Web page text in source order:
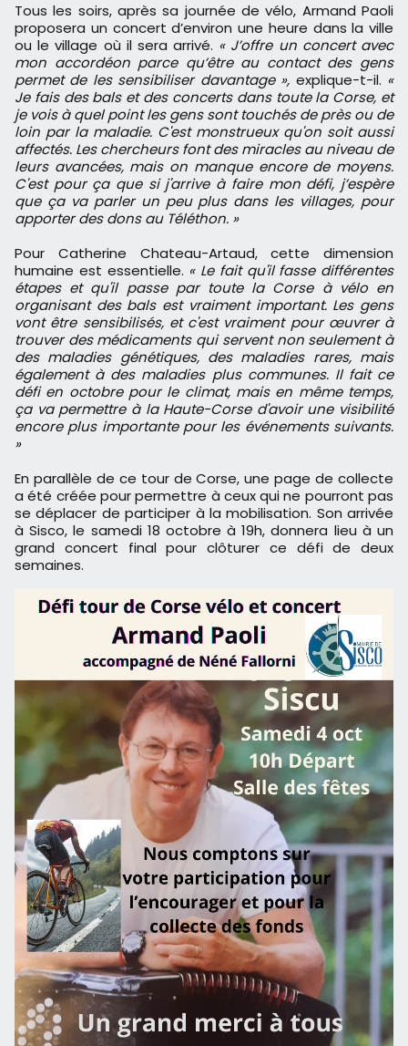
Tous les soirs, après sa journée de vélo, Armand Paoli
proposera un concert d’environ une heure dans la ville
ou le village où il sera arrivé. « J’offre un concert avec
mon accordéon parce qu’être au contact des gens
permet de les sensibiliser davantage », explique-t-il. «
Je fais des bals et des concerts dans toute la Corse, et
je vois à quel point les gens sont touchés de près ou de
loin par la maladie. C'est monstrueux qu'on soit aussi
affectés. Les chercheurs font des miracles au niveau de
leurs avancées, mais on manque encore de moyens.
C'est pour ça que si j'arrive à faire mon défi, j’espère
que ça va parler un peu plus dans les villages, pour
apporter des dons au Téléthon. »
Pour Catherine Chateau-Artaud, cette dimension
humaine est essentielle. « Le fait qu'il fasse différentes
étapes et qu'il passe par toute la Corse à vélo en
organisant des bals est vraiment important. Les gens
vont être sensibilisés, et c'est vraiment pour œuvrer à
trouver des médicaments qui servent non seulement à
des maladies génétiques, des maladies rares, mais
également à des maladies plus communes. Il fait ce
défi en octobre pour le climat, mais en même temps,
ça va permettre à la Haute-Corse d'avoir une visibilité
encore plus importante pour les événements suivants.
»
En parallèle de ce tour de Corse, une page de collecte
a été créée pour permettre à ceux qui ne pourront pas
se déplacer de participer à la mobilisation. Son arrivée
à Sisco, le samedi 18 octobre à 19h, donnera lieu à un
grand concert final pour clôturer ce défi de deux
semaines.